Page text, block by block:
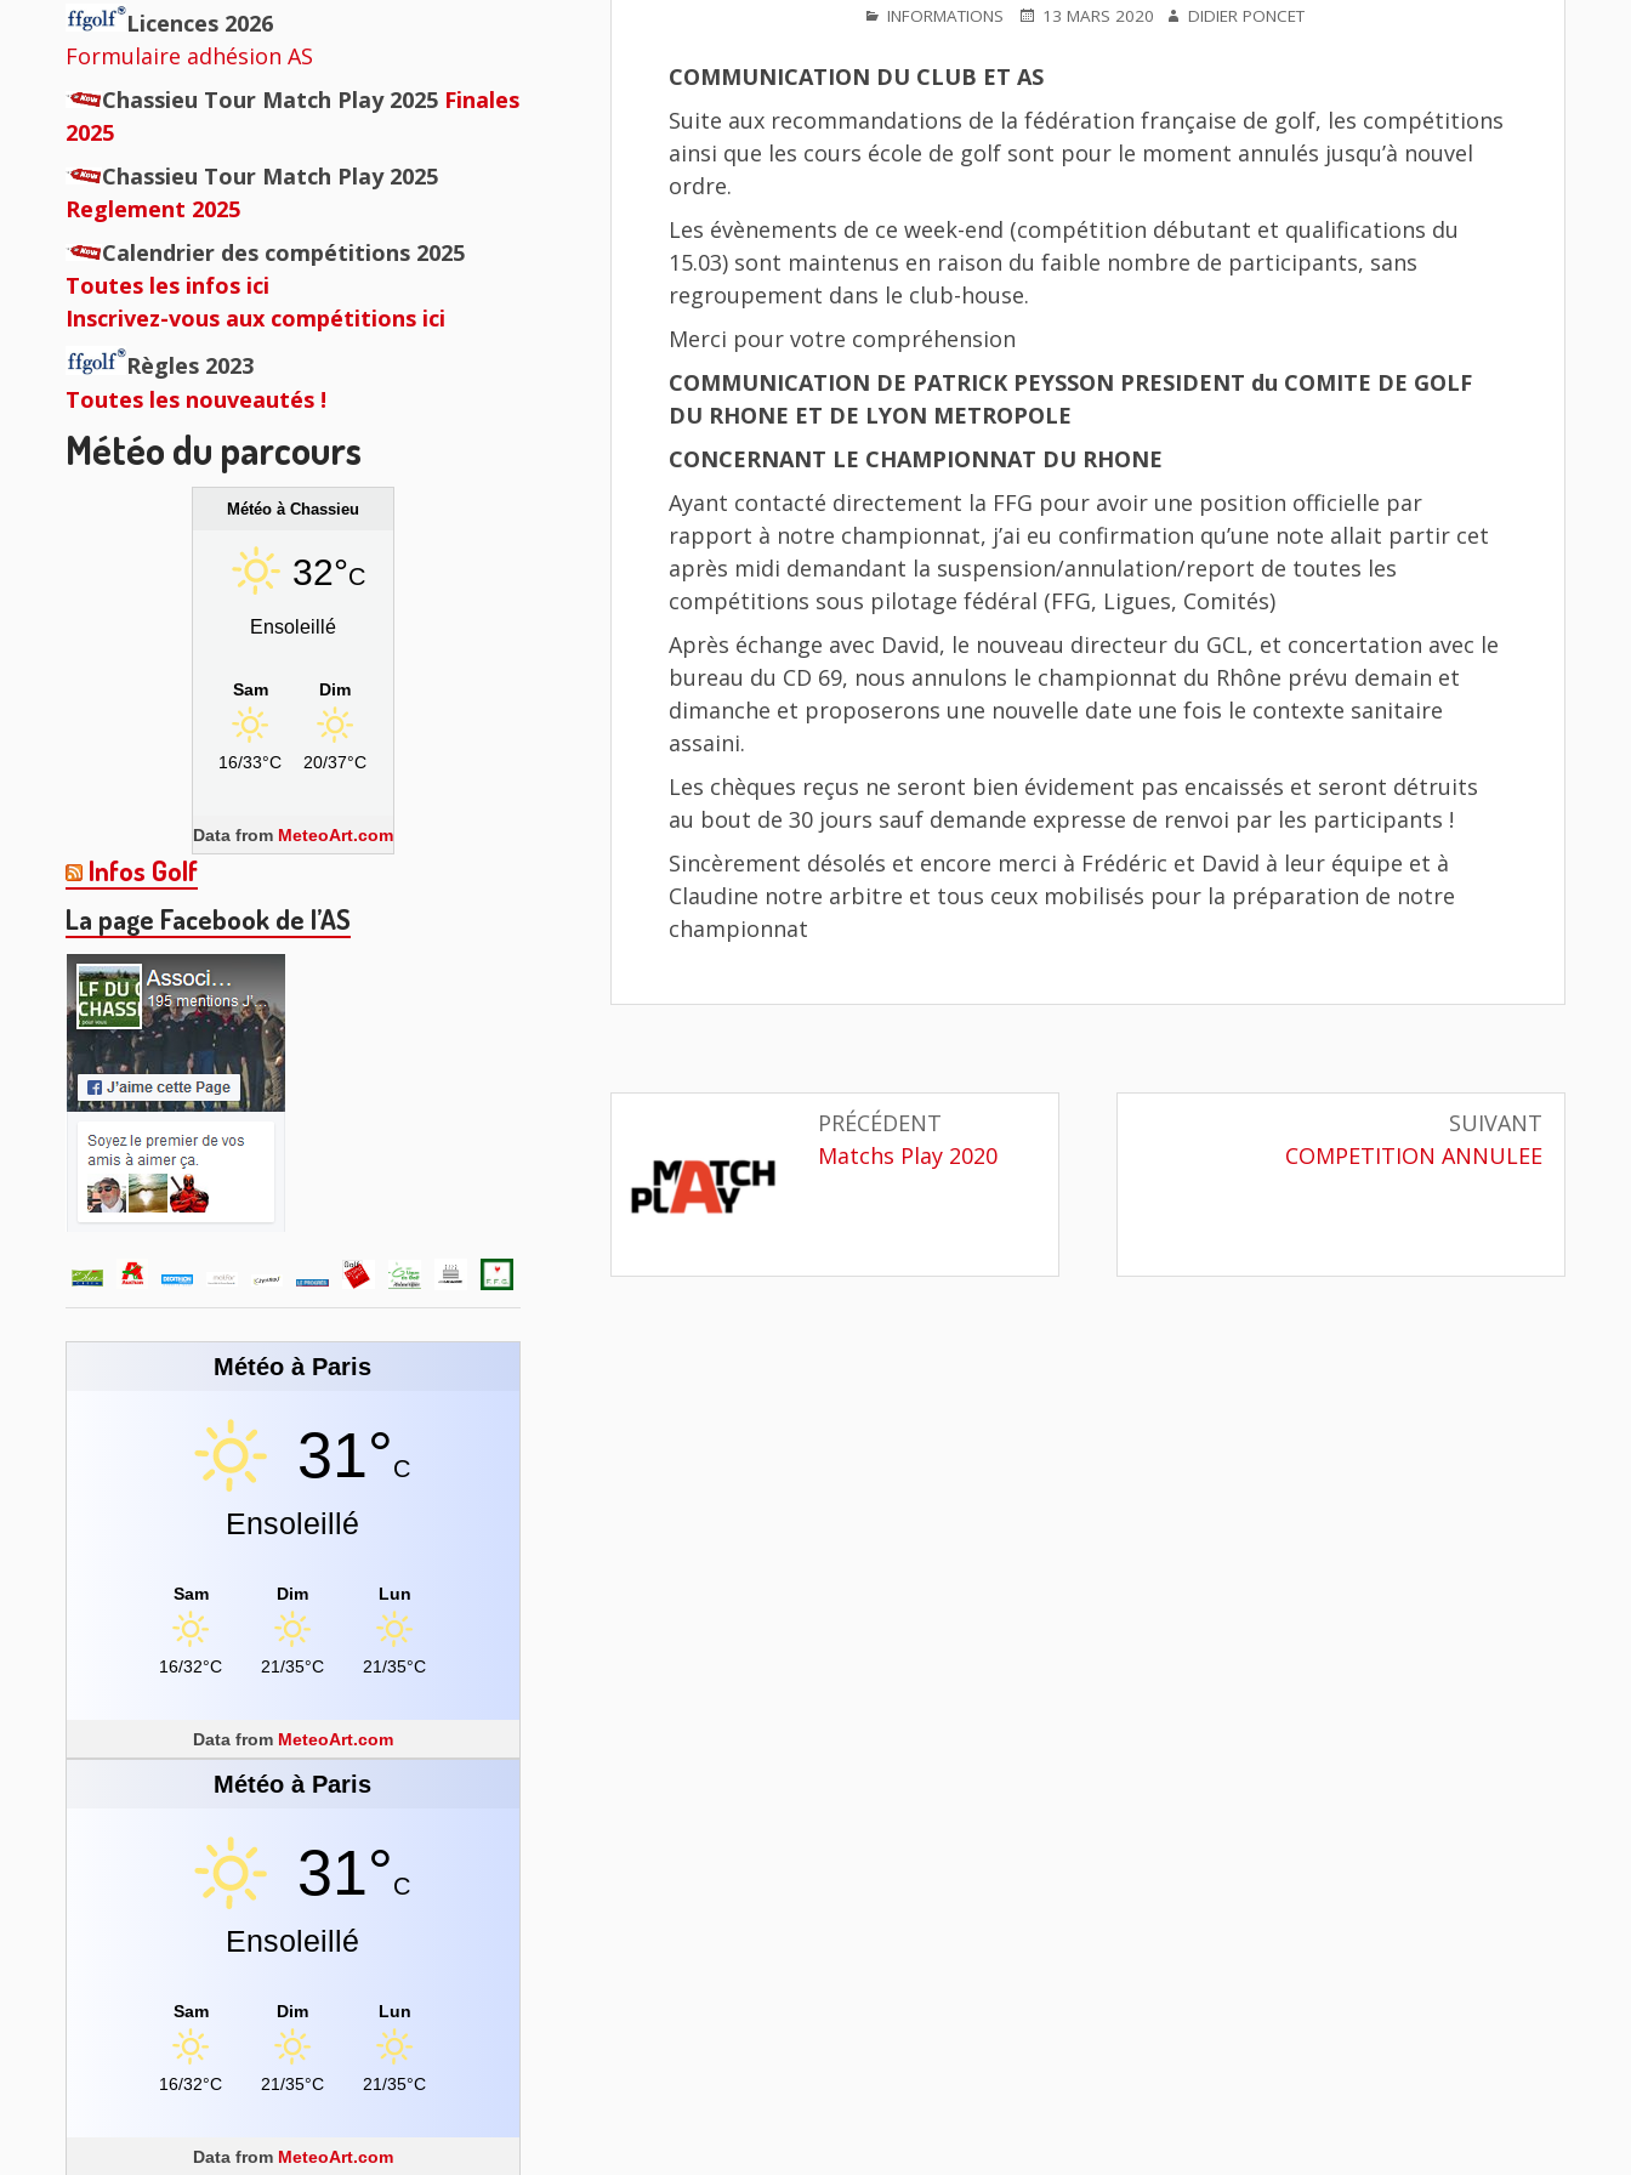
PUBLIÉ
INFORMATIONS
PUBLIÉ13 MARS 2020 AUTEUR
DIDIER PONCET
COMMUNICATION DU CLUB ET AS
Suite aux recommandations de la fédération française de golf, les compétitions
ainsi que les cours école de golf sont pour le moment annulés jusqu’à nouvel
ordre.
Les évènements de ce week-end (compétition débutant et qualifications du
15.03) sont maintenus en raison du faible nombre de participants, sans
regroupement dans le club-house.
Merci pour votre compréhension
COMMUNICATION DE PATRICK PEYSSON PRESIDENT du COMITE DE GOLF
DU RHONE ET DE LYON METROPOLE
CONCERNANT LE CHAMPIONNAT DU RHONE
Ayant contacté directement la FFG pour avoir une position officielle par
rapport à notre championnat, j’ai eu confirmation qu’une note allait partir cet
après midi demandant la suspension/annulation/report de toutes les
compétitions sous pilotage fédéral (FFG, Ligues, Comités)
Après échange avec David, le nouveau directeur du GCL, et concertation avec le
bureau du CD 69, nous annulons le championnat du Rhône prévu demain et
dimanche et proposerons une nouvelle date une fois le contexte sanitaire
assaini.
Les chèques reçus ne seront bien évidement pas encaissés et seront détruits
au bout de 30 jours sauf demande expresse de renvoi par les participants !
Sincèrement désolés et encore merci à Frédéric et David à leur équipe et à
Claudine notre arbitre et tous ceux mobilisés pour la préparation de notre
championnat
l’article
PRÉCÉDENT
Article
Matchs Play 2020
SUIVANT
Article
COMPETITION ANNULEE
principale
Licences 2026
Formulaire adhésion AS
Chassieu Tour Match Play 2025 Finales
2025
Chassieu Tour Match Play 2025
Reglement 2025
Calendrier des compétitions 2025
Toutes les infos ici
Inscrivez-vous aux compétitions ici
Règles 2023
Toutes les nouveautés !
Météo du parcours
Météo à Chassieu
32°C
Ensoleillé
Sam
16/33°C
Dim
20/37°C
Data from MeteoArt.com
Infos Golf
La page Facebook de l’AS
Météo à Paris
31°C
Ensoleillé
Sam
16/32°C
Dim
21/35°C
Lun
21/35°C
Data from MeteoArt.com
Météo à Paris
31°C
Ensoleillé
Sam
16/32°C
Dim
21/35°C
Lun
21/35°C
Data from MeteoArt.com